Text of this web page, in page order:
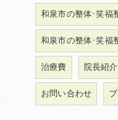
和泉市の整体･笑福
和泉市の整体･笑福
治療費 院長紹介
お問い合わせ